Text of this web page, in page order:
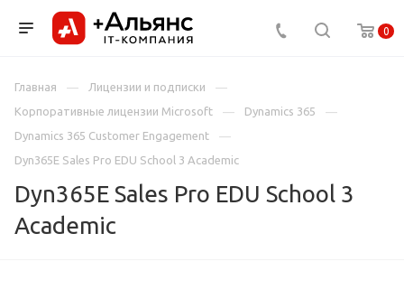
0
Главная
Лицензии и подписки
Корпоративные лицензии Microsoft
Dynamics 365
Dynamics 365 Customer Engagement
Dyn365E Sales Pro EDU School 3 Academic
Dyn365E Sales Pro EDU School 3
Academic